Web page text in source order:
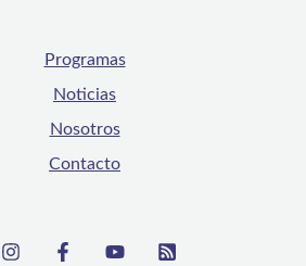
Programas
Noticias
Nosotros
Contacto